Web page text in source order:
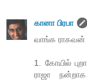
கானா பிரபா
வாங்க ராகவன்
1. கோயில்
ராஜா